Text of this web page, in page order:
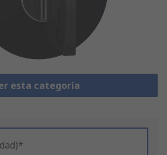
esta categoría